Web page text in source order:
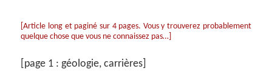
[Article long et paginé sur 4 pages. Vous y trouverez probablement
quelque chose que vous ne connaissez pas…]
[page 1 : géologie, carrières]